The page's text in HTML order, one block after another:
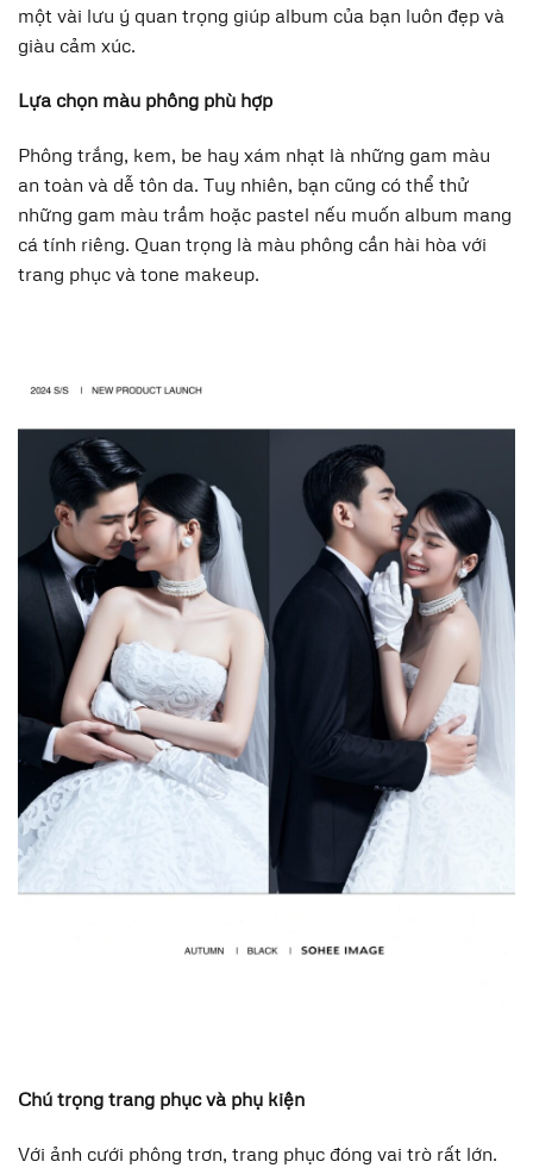
một vài lưu ý quan trọng giúp album của bạn luôn đẹp và
giàu cảm xúc.
Lựa chọn màu phông phù hợp
Phông trắng, kem, be hay xám nhạt là những gam màu
an toàn và dễ tôn da. Tuy nhiên, bạn cũng có thể thử
những gam màu trầm hoặc pastel nếu muốn album mang
cá tính riêng. Quan trọng là màu phông cần hài hòa với
trang phục và tone makeup.
Chú trọng trang phục và phụ kiện
Với ảnh cưới phông trơn, trang phục đóng vai trò rất lớn.